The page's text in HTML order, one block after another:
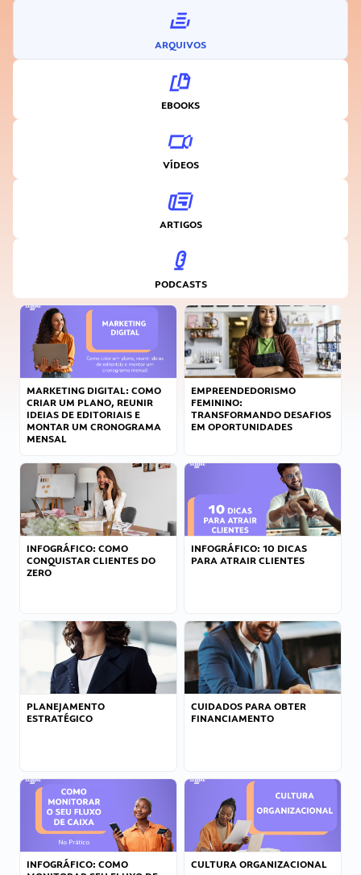
ARQUIVOS
EBOOKS
VÍDEOS
ARTIGOS
PODCASTS
MARKETING DIGITAL: COMO
CRIAR UM PLANO, REUNIR
IDEIAS DE EDITORIAIS E
MONTAR UM CRONOGRAMA
MENSAL
EMPREENDEDORISMO
FEMININO:
TRANSFORMANDO DESAFIOS
EM OPORTUNIDADES
INFOGRÁFICO: COMO
CONQUISTAR CLIENTES DO
ZERO
INFOGRÁFICO: 10 DICAS
PARA ATRAIR CLIENTES
PLANEJAMENTO
ESTRATÉGICO
CUIDADOS PARA OBTER
FINANCIAMENTO
INFOGRÁFICO: COMO
CULTURA ORGANIZACIONAL